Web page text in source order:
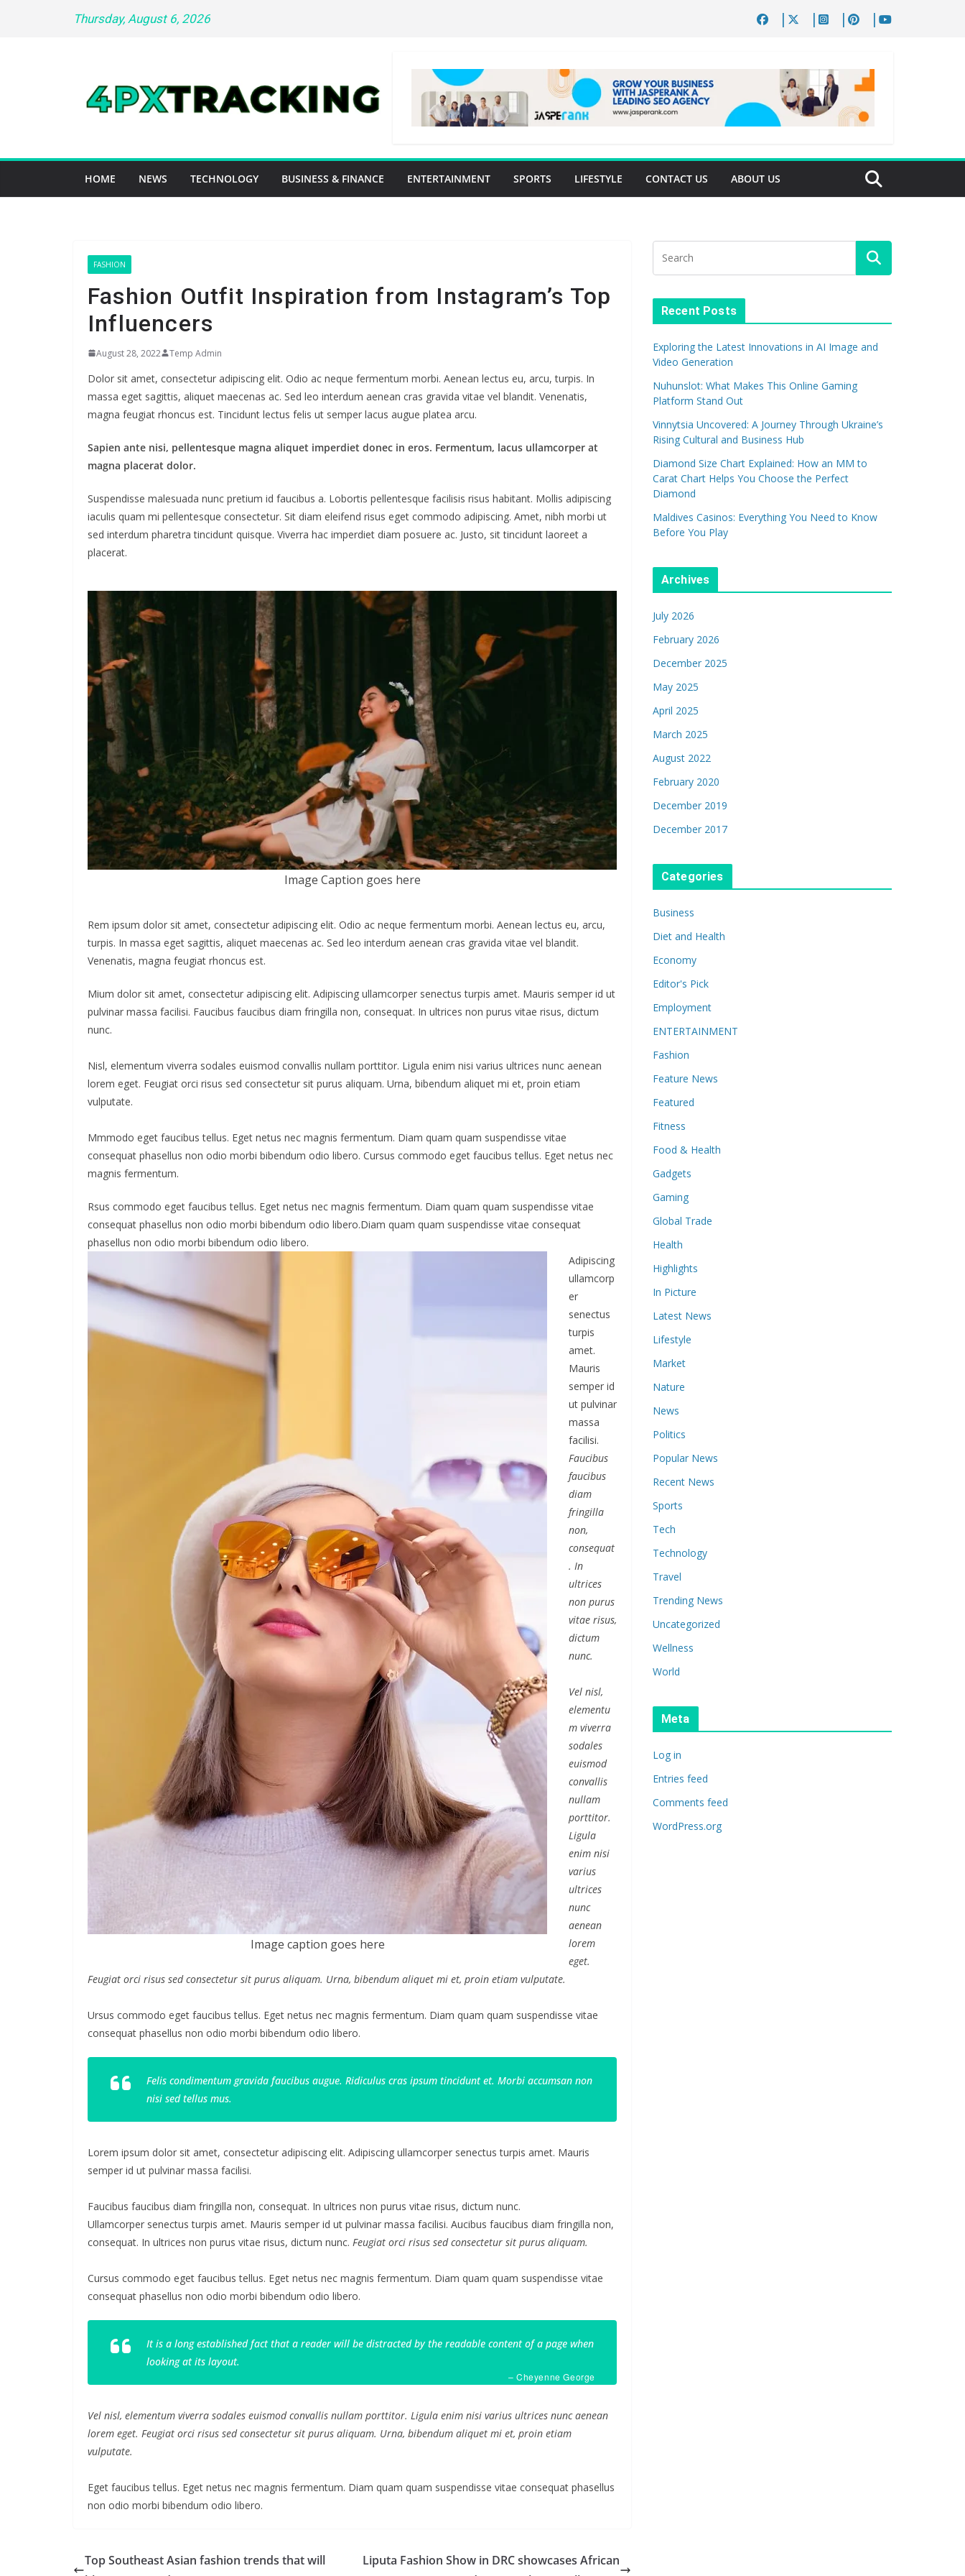
Thursday, August 6, 2026
HOME NEWS TECHNOLOGY BUSINESS & FINANCE ENTERTAINMENT SPORTS LIFESTYLE CONTACT US ABOUT US
FASHION
Fashion Outfit Inspiration from Instagram’s Top
Influencers
August 28, 2022 Temp Admin
Dolor sit amet, consectetur adipiscing elit. Odio ac neque fermentum morbi. Aenean lectus eu, arcu, turpis. In
massa eget sagittis, aliquet maecenas ac. Sed leo interdum aenean cras gravida vitae vel blandit. Venenatis,
magna feugiat rhoncus est. Tincidunt lectus felis ut semper lacus augue platea arcu.
Sapien ante nisi, pellentesque magna aliquet imperdiet donec in eros. Fermentum, lacus ullamcorper at
magna placerat dolor.
Suspendisse malesuada nunc pretium id faucibus a. Lobortis pellentesque facilisis risus habitant. Mollis adipiscing
iaculis quam mi pellentesque consectetur. Sit diam eleifend risus eget commodo adipiscing. Amet, nibh morbi ut
sed interdum pharetra tincidunt quisque. Viverra hac imperdiet diam posuere ac. Justo, sit tincidunt laoreet a
placerat.
Image Caption goes here
Rem ipsum dolor sit amet, consectetur adipiscing elit. Odio ac neque fermentum morbi. Aenean lectus eu, arcu,
turpis. In massa eget sagittis, aliquet maecenas ac. Sed leo interdum aenean cras gravida vitae vel blandit.
Venenatis, magna feugiat rhoncus est.
Mium dolor sit amet, consectetur adipiscing elit. Adipiscing ullamcorper senectus turpis amet. Mauris semper id ut
pulvinar massa facilisi. Faucibus faucibus diam fringilla non, consequat. In ultrices non purus vitae risus, dictum
nunc.
Nisl, elementum viverra sodales euismod convallis nullam porttitor. Ligula enim nisi varius ultrices nunc aenean
lorem eget. Feugiat orci risus sed consectetur sit purus aliquam. Urna, bibendum aliquet mi et, proin etiam
vulputate.
Mmmodo eget faucibus tellus. Eget netus nec magnis fermentum. Diam quam quam suspendisse vitae
consequat phasellus non odio morbi bibendum odio libero. Cursus commodo eget faucibus tellus. Eget netus nec
magnis fermentum.
Rsus commodo eget faucibus tellus. Eget netus nec magnis fermentum. Diam quam quam suspendisse vitae
consequat phasellus non odio morbi bibendum odio libero.Diam quam quam suspendisse vitae consequat
phasellus non odio morbi bibendum odio libero.
Image caption goes here
Adipiscing
ullamcorp
er
senectus
turpis
amet.
Mauris
semper id
ut pulvinar
massa
facilisi.
Faucibus
faucibus
diam
fringilla
non,
consequat
. In
ultrices
non purus
vitae risus,
dictum
nunc.
Vel nisl,
elementu
m viverra
sodales
euismod
convallis
nullam
porttitor.
Ligula
enim nisi
varius
ultrices
nunc
aenean
lorem
eget.
Feugiat orci risus sed consectetur sit purus aliquam. Urna, bibendum aliquet mi et, proin etiam vulputate.
Ursus commodo eget faucibus tellus. Eget netus nec magnis fermentum. Diam quam quam suspendisse vitae
consequat phasellus non odio morbi bibendum odio libero.
Felis condimentum gravida faucibus augue. Ridiculus cras ipsum tincidunt et. Morbi accumsan non
nisi sed tellus mus.
Lorem ipsum dolor sit amet, consectetur adipiscing elit. Adipiscing ullamcorper senectus turpis amet. Mauris
semper id ut pulvinar massa facilisi.
Faucibus faucibus diam fringilla non, consequat. In ultrices non purus vitae risus, dictum nunc.
Ullamcorper senectus turpis amet. Mauris semper id ut pulvinar massa facilisi. Aucibus faucibus diam fringilla non,
consequat. In ultrices non purus vitae risus, dictum nunc. Feugiat orci risus sed consectetur sit purus aliquam.
Cursus commodo eget faucibus tellus. Eget netus nec magnis fermentum. Diam quam quam suspendisse vitae
consequat phasellus non odio morbi bibendum odio libero.
It is a long established fact that a reader will be distracted by the readable content of a page when
looking at its layout.
– Cheyenne George
Vel nisl, elementum viverra sodales euismod convallis nullam porttitor. Ligula enim nisi varius ultrices nunc aenean
lorem eget. Feugiat orci risus sed consectetur sit purus aliquam. Urna, bibendum aliquet mi et, proin etiam
vulputate.
Eget faucibus tellus. Eget netus nec magnis fermentum. Diam quam quam suspendisse vitae consequat phasellus
non odio morbi bibendum odio libero.
Top Southeast Asian fashion trends that will
Liputa Fashion Show in DRC showcases African
Recent Posts
Exploring the Latest Innovations in AI Image and
Video Generation
Nuhunslot: What Makes This Online Gaming
Platform Stand Out
Vinnytsia Uncovered: A Journey Through Ukraine’s
Rising Cultural and Business Hub
Diamond Size Chart Explained: How an MM to
Carat Chart Helps You Choose the Perfect
Diamond
Maldives Casinos: Everything You Need to Know
Before You Play
Archives
July 2026
February 2026
December 2025
May 2025
April 2025
March 2025
August 2022
February 2020
December 2019
December 2017
Categories
Business
Diet and Health
Economy
Editor's Pick
Employment
ENTERTAINMENT
Fashion
Feature News
Featured
Fitness
Food & Health
Gadgets
Gaming
Global Trade
Health
Highlights
In Picture
Latest News
Lifestyle
Market
Nature
News
Politics
Popular News
Recent News
Sports
Tech
Technology
Travel
Trending News
Uncategorized
Wellness
World
Meta
Log in
Entries feed
Comments feed
WordPress.org